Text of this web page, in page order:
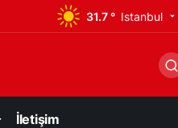
31.7 ° Istanbul
İletişim